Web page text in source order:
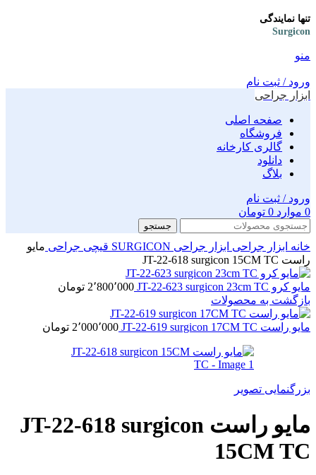
تنها نمایندگی
Surgicon
منو
ورود / ثبت نام
ابزار جراحی
صفحه اصلی
فروشگاه
گالری کارخانه
دانلود
بلاگ
ورود / ثبت نام
0 موارد 0 تومان
جستجو
خانه ابزار جراحی ابزار جراحی SURGICON قیچی جراحی مایو
راست JT-22-618 surgicon 15CM TC
مایو کرو JT-22-623 surgicon 23cm TC 2٬800٬000 تومان
بازگشت به محصولات
مایو راست JT-22-619 surgicon 17CM TC 2٬000٬000 تومان
بزرگنمایی تصویر
مایو راست JT-22-618 surgicon
15CM TC